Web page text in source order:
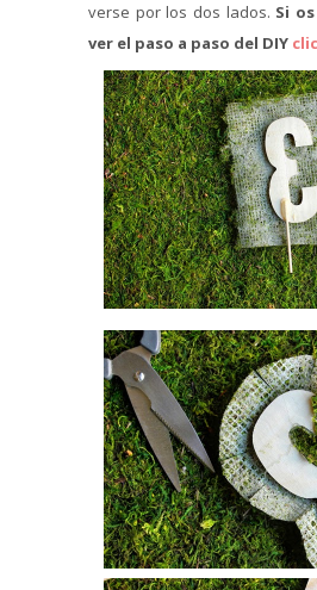
verse por los dos lados. Si
ver el paso a paso del DIY